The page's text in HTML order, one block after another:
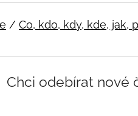
/ Co, kdo, kdy, kde, jak,
Chci odebírat nové